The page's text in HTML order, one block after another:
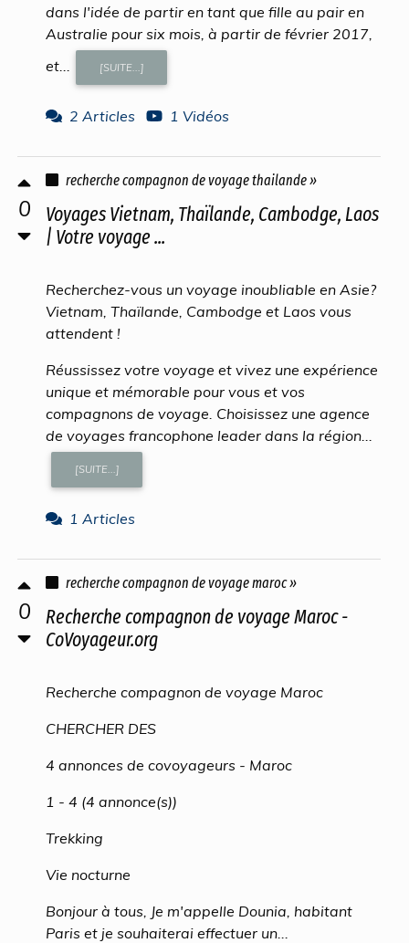
dans l'idée de partir en tant que fille au pair en
Australie pour six mois, à partir de février 2017,
et...
[SUITE...]
2 Articles 1 Vidéos
0
recherche compagnon de voyage thailande »
Voyages Vietnam, Thaïlande, Cambodge, Laos
| Votre voyage ...
Recherchez-vous un voyage inoubliable en Asie?
Vietnam, Thaïlande, Cambodge et Laos vous
attendent !
Réussissez votre voyage et vivez une expérience
unique et mémorable pour vous et vos
compagnons de voyage. Choisissez une agence
de voyages francophone leader dans la région...
[SUITE...]
1 Articles
0
recherche compagnon de voyage maroc »
Recherche compagnon de voyage Maroc -
CoVoyageur.org
Recherche compagnon de voyage Maroc
CHERCHER DES
4 annonces de covoyageurs - Maroc
1 - 4 (4 annonce(s))
Trekking
Vie nocturne
Bonjour à tous, Je m'appelle Dounia, habitant
Paris et je souhaiterai effectuer un...